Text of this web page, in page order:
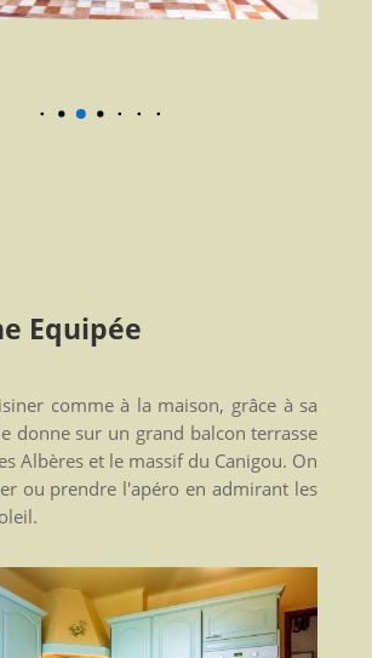
Equipée
comme à la maison, grâce à sa
donne sur un grand balcon terrasse
Albères et le massif du Canigou. On
ou prendre l'apéro en admirant les